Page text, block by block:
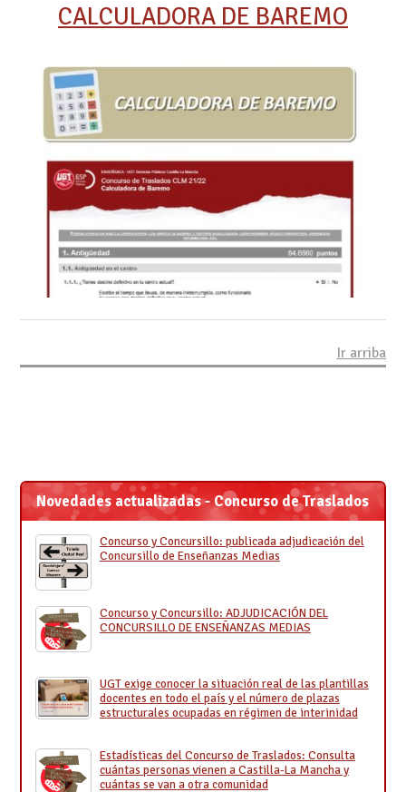
CALCULADORA DE BAREMO
Ir arriba
Novedades actualizadas - Concurso de Traslados
Concurso y Concursillo: publicada adjudicación del
Concursillo de Enseñanzas Medias
Concurso y Concursillo: ADJUDICACIÓN DEL
CONCURSILLO DE ENSEÑANZAS MEDIAS
UGT exige conocer la situación real de las plantillas
docentes en todo el país y el número de plazas
estructurales ocupadas en régimen de interinidad
Estadísticas del Concurso de Traslados: Consulta
cuántas personas vienen a Castilla-La Mancha y
cuántas se van a otra comunidad